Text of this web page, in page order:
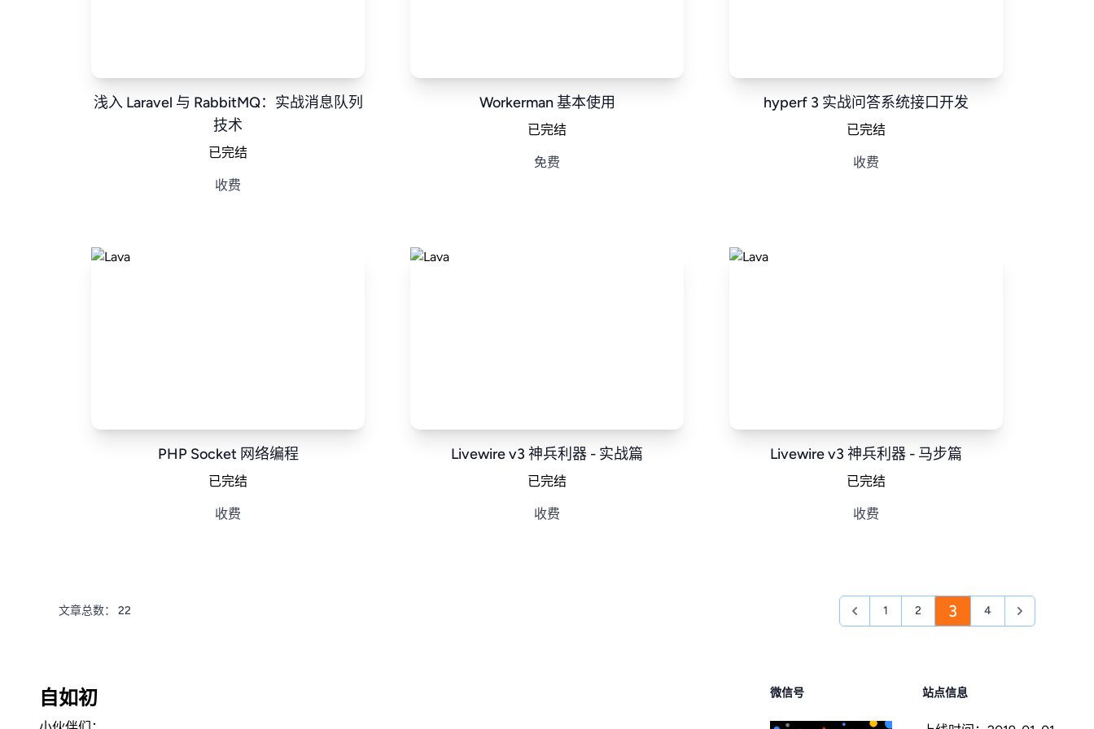
浅入 Laravel 与 RabbitMQ：实战消息队列
技术
已完结
收费
Workerman 基本使用
已完结
免费
hyperf 3 实战问答系统接口开发
已完结
收费
PHP Socket 网络编程
已完结
收费
Livewire v3 神兵利器 - 实战篇
已完结
收费
Livewire v3 神兵利器 - 马步篇
已完结
收费
文章总数： 22 1 2 3 4
自如初 微信号 站点信息